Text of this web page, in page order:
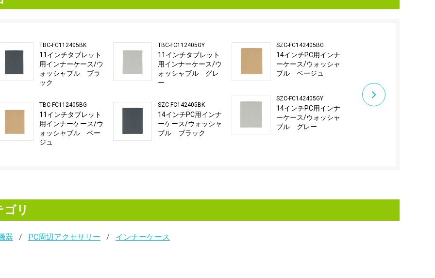
TBC-FC112405BK
11インチタブレット
用インナーケース/ウ
ォッシャブル ブラ
ック
TBC-FC112405BG
11インチタブレット
用インナーケース/ウ
ォッシャブル ベー
ジュ
TBC-FC112405GY
11インチタブレット
用インナーケース/ウ
ォッシャブル グレ
ー
SZC-FC142405BK
14インチPC用インナ
ーケース/ウォッシャ
ブル ブラック
SZC-FC142405BG
14インチPC用インナ
ーケース/ウォッシャ
ブル ベージュ
SZC-FC142405GY
14インチPC用インナ
ーケース/ウォッシャ
ブル グレー
リ
器 PC周辺アクセサリー インナーケース